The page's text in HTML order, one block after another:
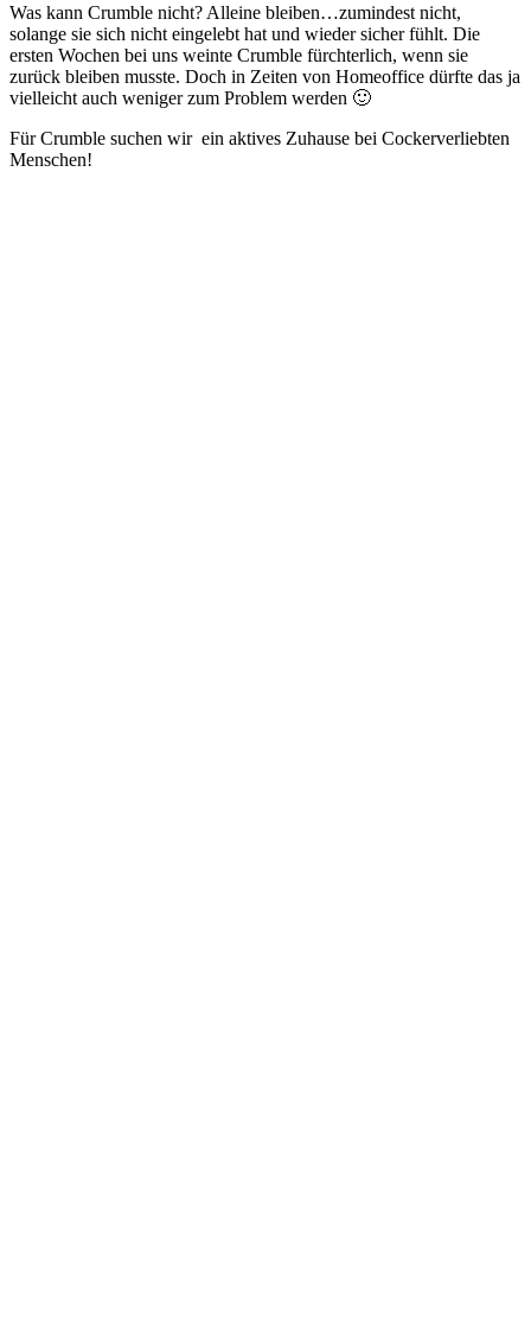
Was kann Crumble nicht? Alleine bleiben…zumindest nicht,
solange sie sich nicht eingelebt hat und wieder sicher fühlt. Die
ersten Wochen bei uns weinte Crumble fürchterlich, wenn sie
zurück bleiben musste. Doch in Zeiten von Homeoffice dürfte das ja
vielleicht auch weniger zum Problem werden 🙂
Für Crumble suchen wir ein aktives Zuhause bei Cockerverliebten
Menschen!